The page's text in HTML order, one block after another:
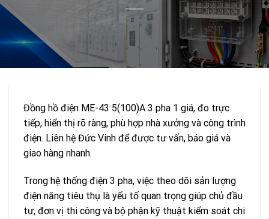
Đồng hồ điện ME-43 5(100)A 3 pha 1 giá, đo trực
tiếp, hiển thị rõ ràng, phù hợp nhà xưởng và công trình
điện. Liên hệ Đức Vinh để được tư vấn, báo giá và
giao hàng nhanh.
Trong hệ thống điện 3 pha, việc theo dõi sản lượng
điện năng tiêu thụ là yếu tố quan trọng giúp chủ đầu
tư, đơn vị thi công và bộ phận kỹ thuật kiểm soát chi